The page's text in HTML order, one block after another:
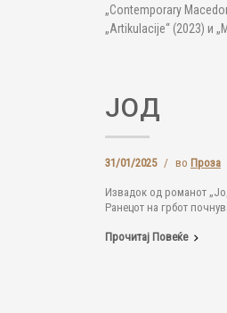
„Contemporary
„Artikulacije“ (2023) и
ЈОД
31/01/2025 / во Проза
Извадок од романот
Ранецот на грбот
Прочитај Повеќе